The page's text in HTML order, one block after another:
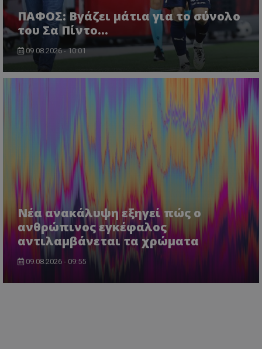
ΠΑΦΟΣ: Βγάζει μάτια για το σύνολο
του Σα Πίντο...
09.08.2026 - 10:01
Νέα ανακάλυψη εξηγεί πώς ο
ανθρώπινος εγκέφαλος
αντιλαμβάνεται τα χρώματα
09.08.2026 - 09:55